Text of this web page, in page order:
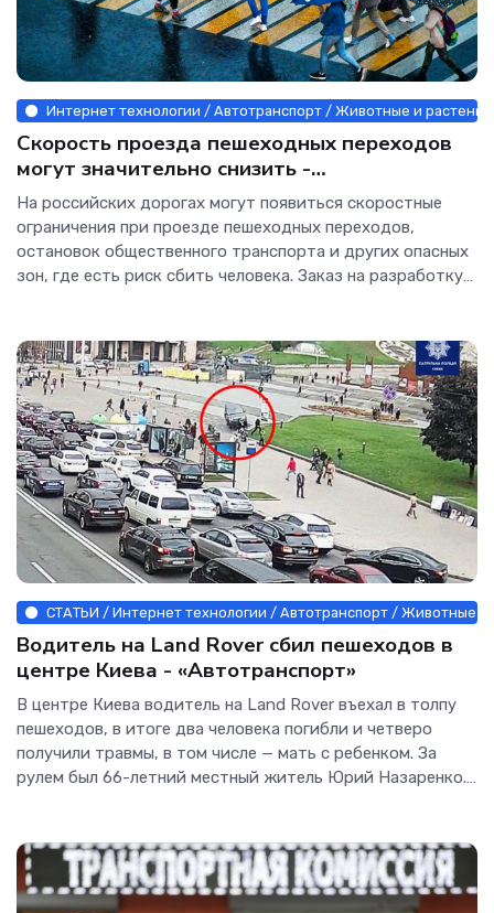
Интернет технологии / Автотранспорт / Животные и
Скорость проезда пешеходных переходов
могут значительно снизить -
«Автотранспорт»
На российских дорогах могут появиться скоростные
ограничения при проезде пешеходных переходов,
остановок общественного транспорта и других опасных
зон, где есть риск сбить человека. Заказ на разработку
СТАТЬИ / Интернет технологии / Автотранспорт / Животные
Водитель на Land Rover сбил пешеходов в
центре Киева - «Автотранспорт»
В центре Киева водитель на Land Rover въехал в толпу
пешеходов, в итоге два человека погибли и четверо
получили травмы, в том числе — мать с ребенком. За
рулем был 66-летний местный житель Юрий Назаренко.